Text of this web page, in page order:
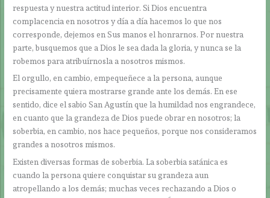
respuesta y nuestra actitud interior. Si Dios encuentra
complacencia en nosotros y día a día hacemos lo que nos
corresponde, dejemos en Sus manos el honrarnos. Por nuestra
parte, busquemos que a Dios le sea dada la gloria, y nunca se la
robemos para atribuírnosla a nosotros mismos.
El orgullo, en cambio, empequeñece a la persona, aunque
precisamente quiera mostrarse grande ante los demás. En ese
sentido, dice el sabio San Agustín que la humildad nos engrandece,
en cuanto que la grandeza de Dios puede obrar en nosotros; la
soberbia, en cambio, nos hace pequeños, porque nos consideramos
grandes a nosotros mismos.
Existen diversas formas de soberbia. La soberbia satánica es
cuando la persona quiere conquistar su grandeza aun
atropellando a los demás; muchas veces rechazando a Dios o